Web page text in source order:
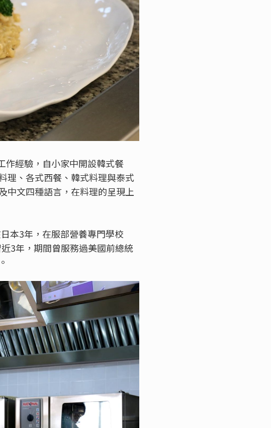
作經驗，自小家中開設韓式餐
理、各式西餐、韓式料理與泰式
中文四種語言，在料理的呈現上
本3年，在服部營養專門學校
3年，期間曾服務過美國前總統